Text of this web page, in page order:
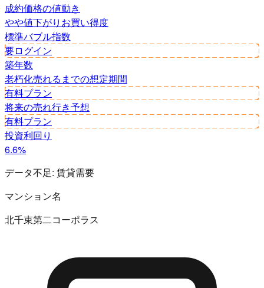
成約価格の値動き
やや値下がり お買い得度
標準バブル指数
要ログイン
築年数
老朽化売れるまでの想定期間
有料プラン
将来の売れ行き予想
有料プラン
投資利回り
6.6%
データ不足: 賃貸需要
マンション名
北千束第二コーポラス